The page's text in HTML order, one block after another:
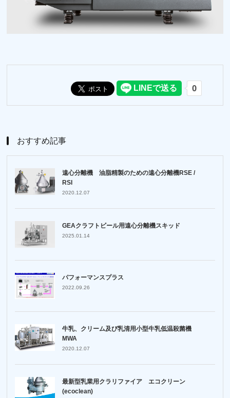
おすすめ記事
遠心分離機 油脂精製のための遠心分離機RSE /
RSI
2020.12.07
GEAクラフトビール用遠心分離機スキッド
2025.01.14
パフォーマンスプラス
2022.09.26
牛乳、クリーム及び乳清用小型牛乳低温殺菌機
MWA
2020.12.07
最新型乳業用クラリファイア エコクリーン
(ecoclean)